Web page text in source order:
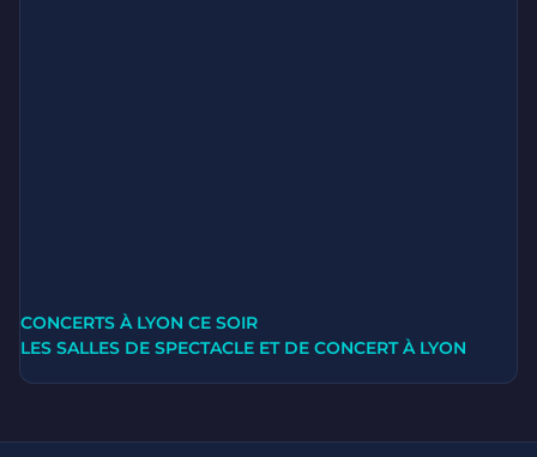
CONCERTS À LYON CE SOIR
LES SALLES DE SPECTACLE ET DE CONCERT À LYON